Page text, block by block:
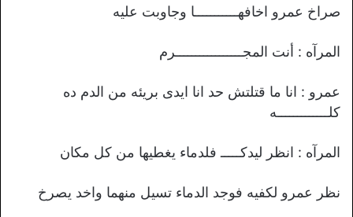
صراخ عمرو اخافهـــــــــــا وجاوبت عليه
المرآه : أنت المجـــــــــــــــــرم
عمرو : انا ما قتلتش حد انا ايدى بريئه من الدم ده
كلـــــــــــــه
المرآه : انظر ليدكـــــ فلدماء يغطيها من كل مكان
نظر عمرو لكفيه فوجد الدماء تسيل منهما واخد يصرخ